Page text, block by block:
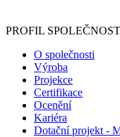
PROFIL
O společnosti
Výroba
Projekce
Certifikace
Ocenění
Kariéra
Dotační projekt -